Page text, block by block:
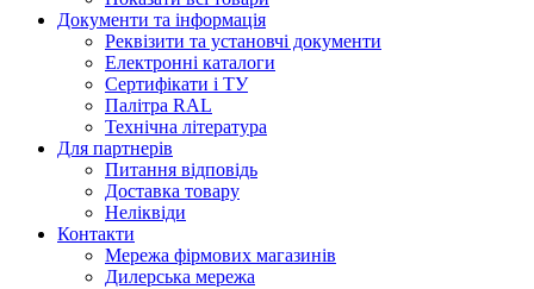
Документи та інформація
Реквізити та установчі документи
Електронні каталоги
Сертифікати і ТУ
Палітра RAL
Технічна література
Для партнерів
Питання відповідь
Доставка товару
Неліквіди
Контакти
Мережа фірмових магазинів
Дилерська мережа